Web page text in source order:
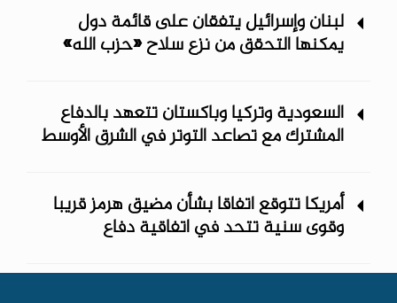
لبنان وإسرائيل يتفقان على قائمة دول
يمكنها التحقق من نزع سلاح «حزب الله»
السعودية وتركيا وباكستان تتعهد بالدفاع
المشترك مع تصاعد التوتر في الشرق الأوسط
أمريكا تتوقع اتفاقا بشأن مضيق هرمز قريبا
وقوى سنية تتحد في اتفاقية دفاع